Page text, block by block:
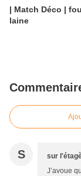
| Match Déco |
laine
S sur
J’avoue